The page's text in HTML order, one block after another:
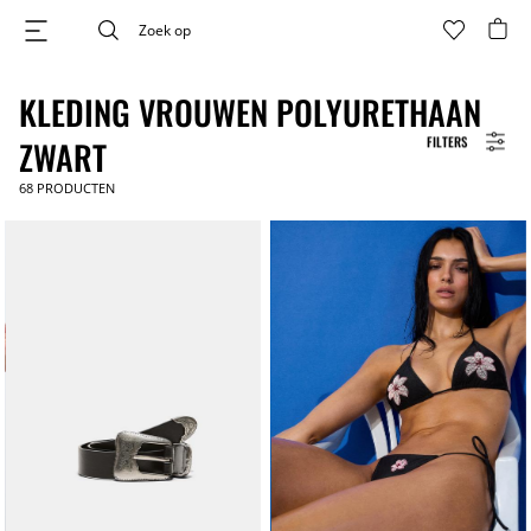
FILTERS
KLEDING VROUWEN POLYURETHAAN
ZWART
68 PRODUCTEN